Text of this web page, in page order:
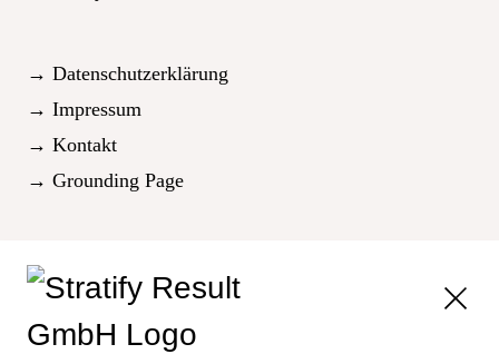
→ Datenschutzerklärung
→ Impressum
→ Kontakt
→ Grounding Page